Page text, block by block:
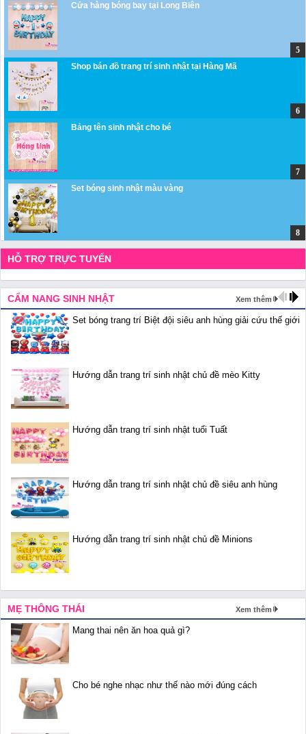
Cửa hàng bóng bay tại Long Biên
Shop bán đồ trang trí sinh nhật tại Hàng Mã
Bảng tên sinh nhật cho bé
Set bóng sinh nhật màu vàng
HỖ TRỢ TRỰC TUYẾN
CẨM NANG SINH NHẬT Xem thêm
Set bóng trang trí Biệt đội siêu anh hùng giải cứu thế giới
Hướng dẫn trang trí sinh nhật chủ đề mèo Kitty
Hướng dẫn trang trí sinh nhật tuổi Tuất
Hướng dẫn trang trí sinh nhật chủ đề siêu anh hùng
Hướng dẫn trang trí sinh nhật chủ đề Minions
MẸ THÔNG THÁI Xem thêm
Mang thai nên ăn hoa quả gì?
Cho bé nghe nhạc như thế nào mới đúng cách